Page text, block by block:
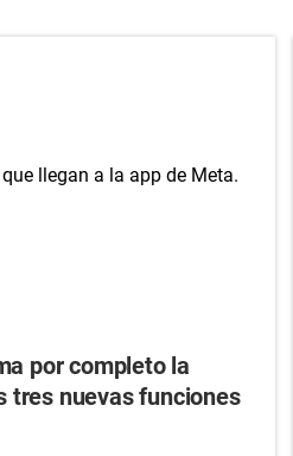
por completo la
tres nuevas funciones